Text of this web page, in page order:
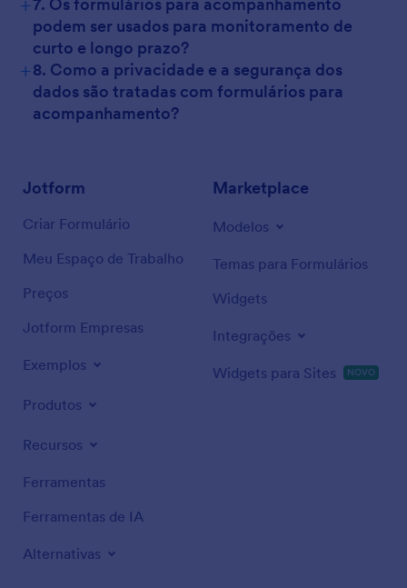
podem ser usados para monitoramento de
curto e longo prazo?
+8. Como a privacidade e a segurança dos
dados são tratadas com formulários para
acompanhamento?
Jotform
Criar Formulário
Meu Espaço de Trabalho
Preços
Jotform Empresas
Exemplos
Produtos
Recursos
Ferramentas
Ferramentas de IA
Alternativas
Marketplace
Modelos
Temas para Formulários
Widgets
Integrações
Widgets para Sites NOVO